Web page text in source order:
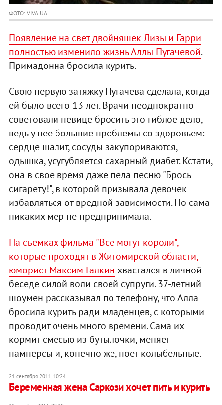
ФОТО: VIVA.UA
Появление на свет двойняшек Лизы и Гарри
полностью изменило жизнь Аллы Пугачевой.
Примадонна бросила курить.
Свою первую затяжку Пугачева сделала, когда
ей было всего 13 лет. Врачи неоднократно
советовали певице бросить это гиблое дело,
ведь у нее большие проблемы со здоровьем:
сердце шалит, сосуды закупориваются,
одышка, усугубляется сахарный диабет. Кстати,
она в свое время даже пела песню "Брось
сигарету!", в которой призывала девочек
избавляться от вредной зависимости. Но сама
никаких мер не предпринимала.
На съемках фильма "Все могут короли",
которые проходят в Житомирской области,
юморист Максим Галкин хвастался в личной
беседе силой воли своей супруги. 37-летний
шоумен рассказывал по телефону, что Алла
бросила курить ради младенцев, с которыми
проводит очень много времени. Сама их
кормит смесью из бутылочки, меняет
памперсы и, конечно же, поет колыбельные.
21 сентября 2011, 10:24
Беременная жена Саркози хочет пить и курить